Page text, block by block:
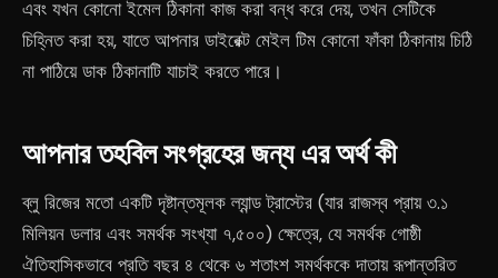
এবং যখন কোনো ইমেল ঠিকানা কাজ করা বন্ধ করে দেয়, তখন সেটিকে
চিহ্নিত করা হয়, যাতে আপনার ডাইরেক্ট মেইল টিম কোনো ফাঁকা ঠিকানায় চিঠি
না পাঠিয়ে ডাক ঠিকানাটি যাচাই করতে পারে।
আপনার তহবিল সংগ্রহের জন্য এর অর্থ কী
ব্লু রিজের মতো একটি দৃষ্টান্তমূলক ল্যান্ড ট্রাস্টের (যার রাজস্ব প্রায় ৩.১
মিলিয়ন ডলার এবং সমর্থক সংখ্যা ৭,৫০০) ক্ষেত্রে, যে সমর্থক গোষ্ঠী
ঐতিহাসিকভাবে প্রতি বছর ৪ থেকে ৬ শতাংশ সমর্থককে দাতায় রূপান্তরিত